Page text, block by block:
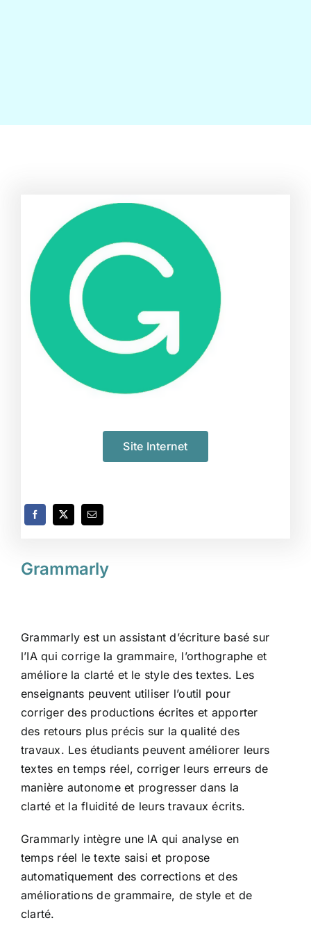
Site Internet
Grammarly
Grammarly est un assistant d’écriture basé sur
l’IA qui corrige la grammaire, l’orthographe et
améliore la clarté et le style des textes. Les
enseignants peuvent utiliser l’outil pour
corriger des productions écrites et apporter
des retours plus précis sur la qualité des
travaux. Les étudiants peuvent améliorer leurs
textes en temps réel, corriger leurs erreurs de
manière autonome et progresser dans la
clarté et la fluidité de leurs travaux écrits.
Grammarly intègre une IA qui analyse en
temps réel le texte saisi et propose
automatiquement des corrections et des
améliorations de grammaire, de style et de
clarté.